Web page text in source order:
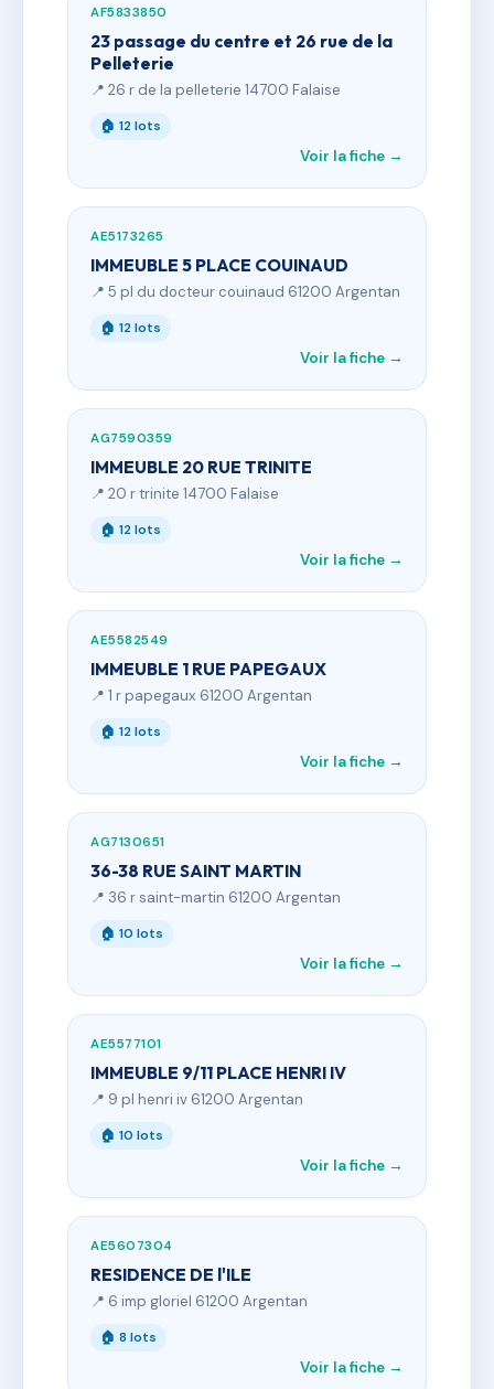
AF5833850
23 passage du centre et 26 rue de la
Pelleterie
📍 26 r de la pelleterie 14700 Falaise
🏠 12 lots
Voir la fiche →
AE5173265
IMMEUBLE 5 PLACE COUINAUD
📍 5 pl du docteur couinaud 61200 Argentan
🏠 12 lots
Voir la fiche →
AG7590359
IMMEUBLE 20 RUE TRINITE
📍 20 r trinite 14700 Falaise
🏠 12 lots
Voir la fiche →
AE5582549
IMMEUBLE 1 RUE PAPEGAUX
📍 1 r papegaux 61200 Argentan
🏠 12 lots
Voir la fiche →
AG7130651
36-38 RUE SAINT MARTIN
📍 36 r saint-martin 61200 Argentan
🏠 10 lots
Voir la fiche →
AE5577101
IMMEUBLE 9/11 PLACE HENRI IV
📍 9 pl henri iv 61200 Argentan
🏠 10 lots
Voir la fiche →
AE5607304
RESIDENCE DE l'ILE
📍 6 imp gloriel 61200 Argentan
🏠 8 lots
Voir la fiche →